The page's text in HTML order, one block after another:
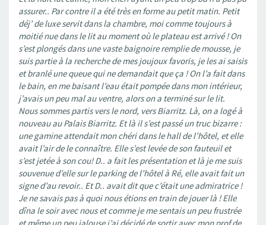
assurer.. Par contre il a été très en forme au petit matin. Petit
déj’ de luxe servit dans la chambre, moi comme toujours à
moitié nue dans le lit au moment où le plateau est arrivé ! On
s’est plongés dans une vaste baignoire remplie de mousse, je
suis partie à la recherche de mes joujoux favoris, je les ai saisis
et branlé une queue qui ne demandait que ça ! On l’a fait dans
le bain, en me baisant l’eau était pompée dans mon intérieur,
j’avais un peu mal au ventre, alors on a terminé sur le lit.
Nous sommes partis vers le nord, vers Biarritz. Là, on a logé à
nouveau au Palais Biarritz. Et là il s’est passé un truc bizarre :
une gamine attendait mon chéri dans le hall de l’hôtel, et elle
avait l’air de le connaître. Elle s’est levée de son fauteuil et
s’est jetée à son cou! D.. a fait les présentation et là je me suis
souvenue d’elle sur le parking de l’hôtel à Ré, elle avait fait un
signe d’au revoir.. Et D.. avait dit que c’était une admiratrice !
Je ne savais pas à quoi nous étions en train de jouer là ! Elle
dîna le soir avec nous et comme je me sentais un peu frustrée
et même un peu jalouse j’ai décidé de sortir avec mon prof de